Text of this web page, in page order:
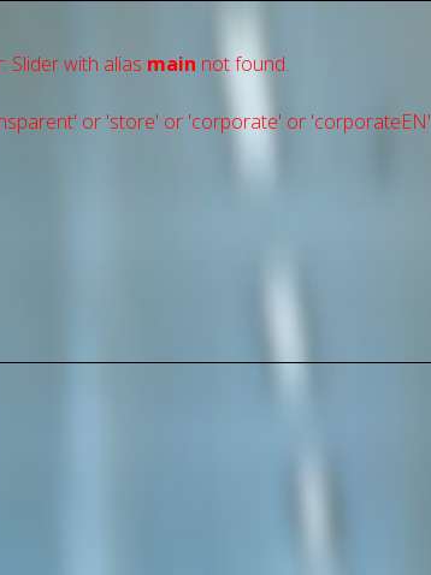
Slider with alias main not found.
or 'store' or 'сorporate' or 'corporateEN'